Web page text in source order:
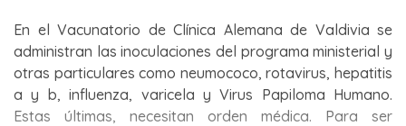
En el Vacunatorio de Clínica Alemana de Valdivia se
administran las inoculaciones del programa ministerial y
otras particulares como neumococo, rotavirus, hepatitis
a y b, influenza, varicela y Virus Papiloma Humano.
Estas últimas, necesitan orden médica. Para ser